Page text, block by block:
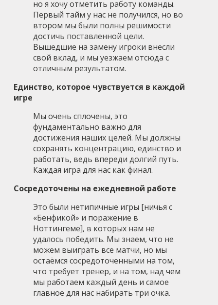
но я хочу отметить работу команды.
Первый тайм у нас не получился, но во
втором мы были полны решимости
достичь поставленной цели.
Вышедшие на замену игроки внесли
свой вклад, и мы уезжаем отсюда с
отличным результатом.
Единство, которое чувствуется в каждой
игре
Мы очень сплочены, это
фундаментально важно для
достижения наших целей. Мы должны
сохранять концентрацию, единство и
работать, ведь впереди долгий путь.
Каждая игра для нас как финал.
Сосредоточены на ежедневной работе
Это были нетипичные игры [ничья с
«Бенфикой» и поражение в
Ноттингеме], в которых нам не
удалось победить. Мы знаем, что не
можем выиграть все матчи, но мы
остаёмся сосредоточенными на том,
что требует тренер, и на том, над чем
мы работаем каждый день и самое
главное для нас набирать три очка.